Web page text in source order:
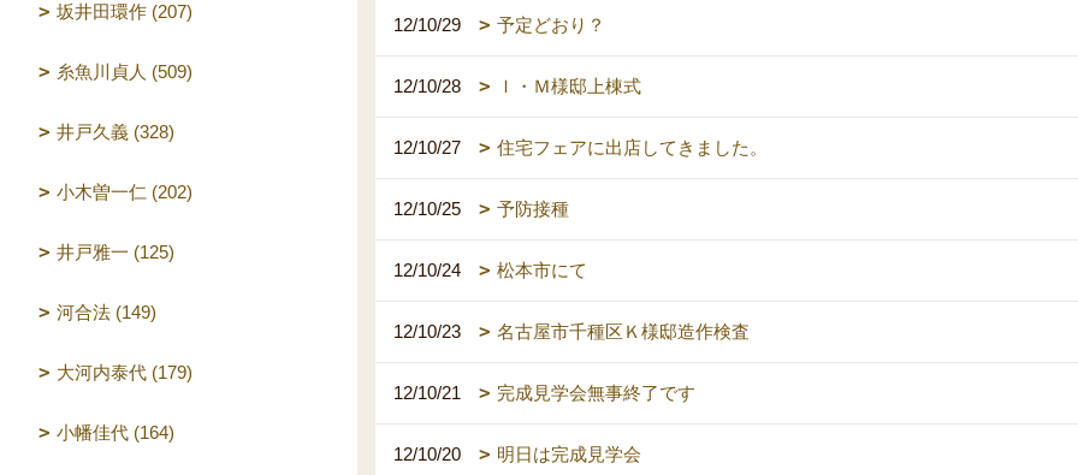
12/10/29 予定どおり？
12/10/28 Ｉ・Ｍ様邸上棟式
12/10/27 住宅フェアに出店してきました。
12/10/25 予防接種
12/10/24 松本市にて
12/10/23 名古屋市千種区Ｋ様邸造作検査
12/10/21 完成見学会無事終了です
12/10/20 明日は完成見学会
坂井田環作 (207)
糸魚川貞人 (509)
井戸久義 (328)
小木曽一仁 (202)
井戸雅一 (125)
河合法 (149)
大河内泰代 (179)
小幡佳代 (164)